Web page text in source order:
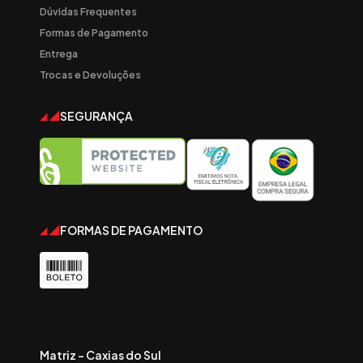
Dúvidas Frequentes
Formas de Pagamento
Entrega
Trocas e Devoluções
SEGURANÇA
FORMAS DE PAGAMENTO
Matriz - Caxias do Sul